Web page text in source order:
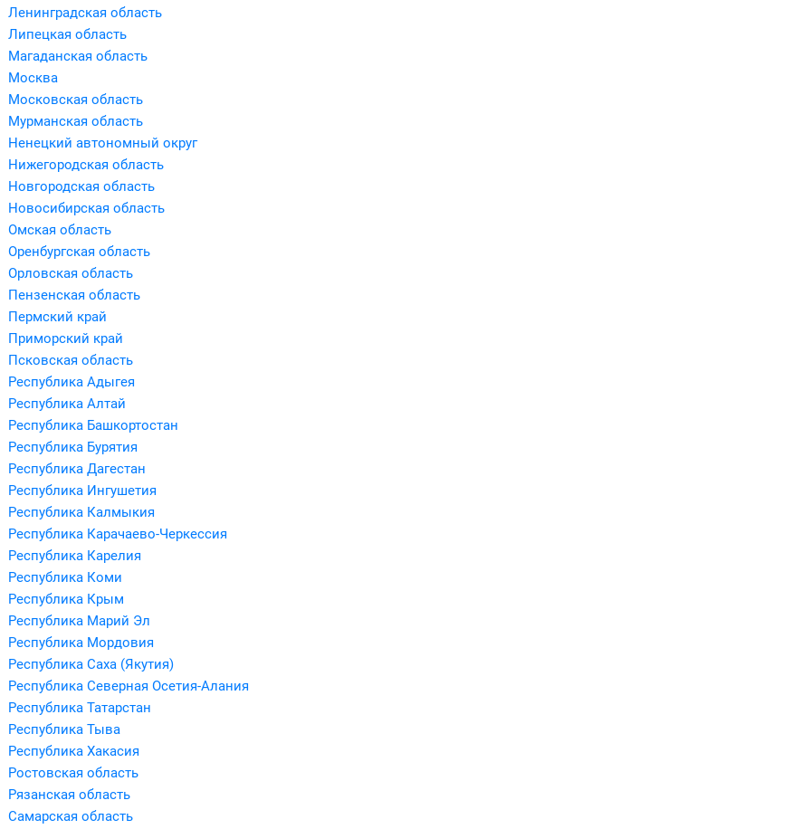
Ленинградская область
Липецкая область
Магаданская область
Москва
Московская область
Мурманская область
Ненецкий автономный округ
Нижегородская область
Новгородская область
Новосибирская область
Омская область
Оренбургская область
Орловская область
Пензенская область
Пермский край
Приморский край
Псковская область
Республика Адыгея
Республика Алтай
Республика Башкортостан
Республика Бурятия
Республика Дагестан
Республика Ингушетия
Республика Калмыкия
Республика Карачаево-Черкессия
Республика Карелия
Республика Коми
Республика Крым
Республика Марий Эл
Республика Мордовия
Республика Саха (Якутия)
Республика Северная Осетия-Алания
Республика Татарстан
Республика Тыва
Республика Хакасия
Ростовская область
Рязанская область
Самарская область